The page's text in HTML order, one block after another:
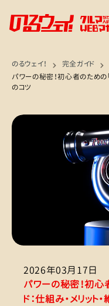
のるウェイ！
完全ガイド
パワーの秘密！初心者のための
のコツ
2026年03月17日
パワーの秘密！初心
ド：仕組み・メリット